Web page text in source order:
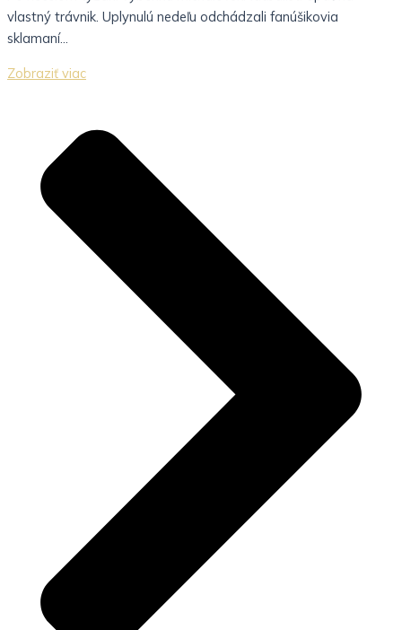
vlastný trávnik. Uplynulú nedeľu odchádzali fanúšikovia
sklamaní...
Zobraziť viac